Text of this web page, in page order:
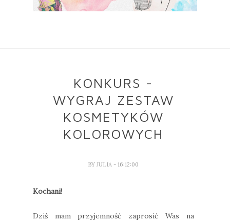
KONKURS -
WYGRAJ ZESTAW
KOSMETYKÓW
KOLOROWYCH
BYJULIA - 16:12:00
Kochani!
Dziś mam przyjemność zaprosić Was na